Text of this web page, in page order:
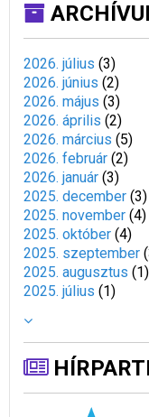
2026. július (3)
2026. június (2)
2026. május (3)
2026. április (2)
2026. március (5)
2026. február (2)
2026. január (3)
2025. december (3)
2025. november (4)
2025. október (4)
2025. szeptember (
2025. augusztus (1)
2025. július (1)